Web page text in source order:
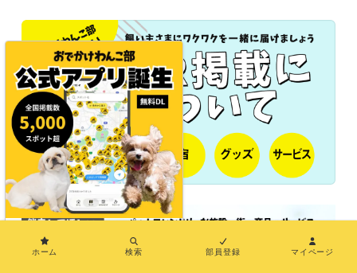
ホーム 検索 部員登録 マイページ